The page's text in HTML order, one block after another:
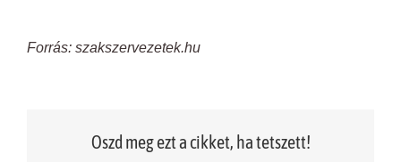
Forrás: szakszervezetek.hu
Oszd meg ezt a cikket, ha tetszett!